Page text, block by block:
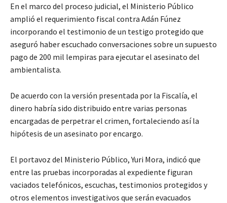
En el marco del proceso judicial, el Ministerio Público
amplió el requerimiento fiscal contra Adán Fúnez
incorporando el testimonio de un testigo protegido que
aseguró haber escuchado conversaciones sobre un supuesto
pago de 200 mil lempiras para ejecutar el asesinato del
ambientalista.
De acuerdo con la versión presentada por la Fiscalía, el
dinero habría sido distribuido entre varias personas
encargadas de perpetrar el crimen, fortaleciendo así la
hipótesis de un asesinato por encargo.
El portavoz del Ministerio Público, Yuri Mora, indicó que
entre las pruebas incorporadas al expediente figuran
vaciados telefónicos, escuchas, testimonios protegidos y
otros elementos investigativos que serán evacuados